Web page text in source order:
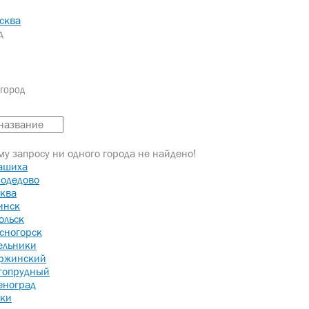
запросу ни одного города не найдено!
предпроектных работ